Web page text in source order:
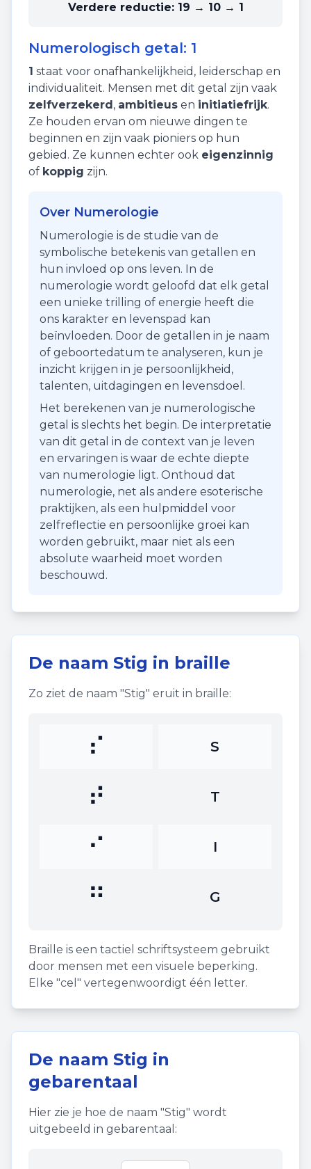
Verdere reductie: 19 → 10 → 1
Numerologisch getal: 1
1 staat voor onafhankelijkheid , leiderschap en
individualiteit. Mensen met dit getal zijn vaak
zelfverzekerd, ambitieus en initiatiefrijk.
Ze houden ervan om nieuwe dingen te
beginnen en zijn vaak pioniers op hun
gebied. Ze kunnen echter ook eigenzinnig
of koppig zijn.
Over Numerologie
Numerologie is de studie van de
symbolische betekenis van getallen en
hun invloed op ons leven. In de
numerologie wordt geloofd dat elk getal
een unieke trilling of energie heeft die
ons karakter en levenspad kan
beïnvloeden. Door de getallen in je naam
of geboortedatum te analyseren, kun je
inzicht krijgen in je persoonlijkheid,
talenten, uitdagingen en levensdoel.
Het berekenen van je numerologische
getal is slechts het begin. De interpretatie
van dit getal in de context van je leven
en ervaringen is waar de echte diepte
van numerologie ligt. Onthoud dat
numerologie, net als andere esoterische
praktijken, als een hulpmiddel voor
zelfreflectie en persoonlijke groei kan
worden gebruikt, maar niet als een
absolute waarheid moet worden
beschouwd.
De naam Stig in braille
Zo ziet de naam "Stig" eruit in braille:
⠎ S
⠞ T
⠊ I
⠛ G
Braille is een tactiel schriftsysteem gebruikt
door mensen met een visuele beperking.
Elke "cel" vertegenwoordigt één letter.
De naam Stig in
gebarentaal
Hier zie je hoe de naam "Stig" wordt
uitgebeeld in gebarentaal: